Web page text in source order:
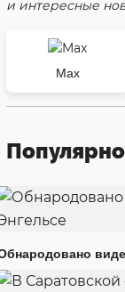
и интересные
Max